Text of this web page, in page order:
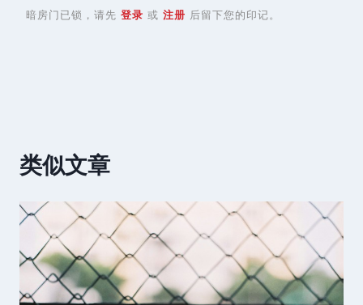
暗房门已锁，请先 登录 或 注册 后留下您的印记。
类似文章